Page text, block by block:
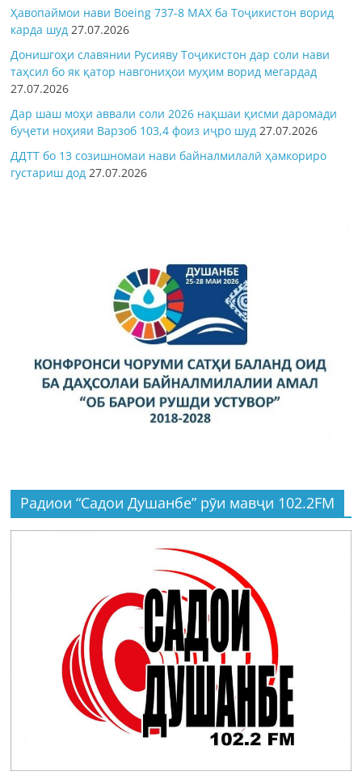
Ҳавопаймои нави Boeing 737-8 MAX ба Тоҷикистон ворид
карда шуд 27.07.2026
Донишгоҳи славянии Русияву Тоҷикистон дар соли нави
таҳсил бо як қатор навгониҳои муҳим ворид мегардад
27.07.2026
Дар шаш моҳи аввали соли 2026 нақшаи қисми даромади
буҷети ноҳияи Варзоб 103,4 фоиз иҷро шуд 27.07.2026
ДДТТ бо 13 созишномаи нави байналмилалӣ ҳамкориро
густариш дод 27.07.2026
Радиои “Садои Душанбе” рӯи мавҷи 102.2FM